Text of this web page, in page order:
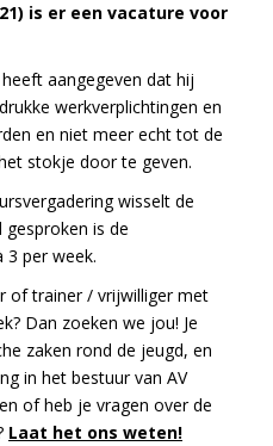
is er een vacature voor
aangegeven dat hij
werkverplichtingen en
en niet meer echt tot de
stokje door te geven.
wisselt de
is de
3 per week.
of trainer / vrijwilliger met
Dan zoeken we jou! Je
zaken rond de jeugd, en
in het bestuur van AV
of heb je vragen over de
Laat het ons weten!